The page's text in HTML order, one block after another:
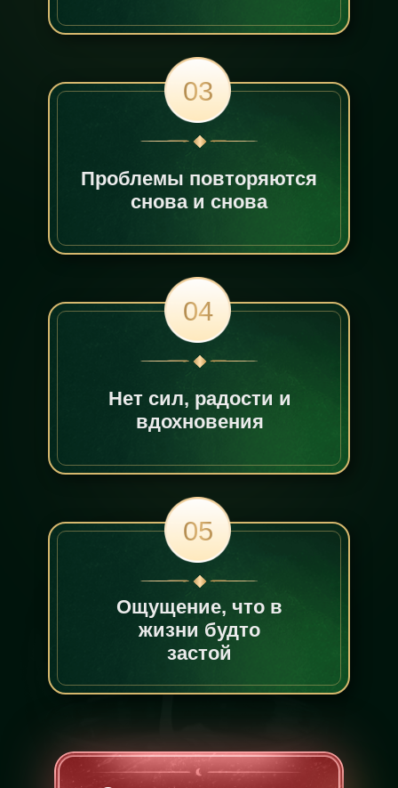
Проблемы повторяются
снова и снова
03
Нет сил, радости и
вдохновения
04
Ощущение, что в
жизни будто
застой
05